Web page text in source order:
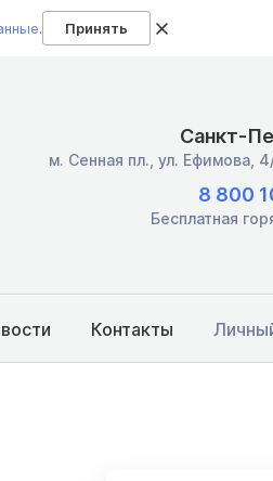
. Принять
Санкт-
м. Сенная пл., ул. Ефимова,
8 800
Бесплатная
Контакты